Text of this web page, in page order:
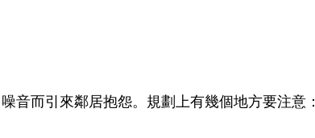
音而引來鄰居抱怨。規劃上有幾個地方要注意：